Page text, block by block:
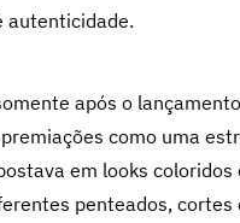
autenticidade.
após o
como uma
em looks
penteados, cortes